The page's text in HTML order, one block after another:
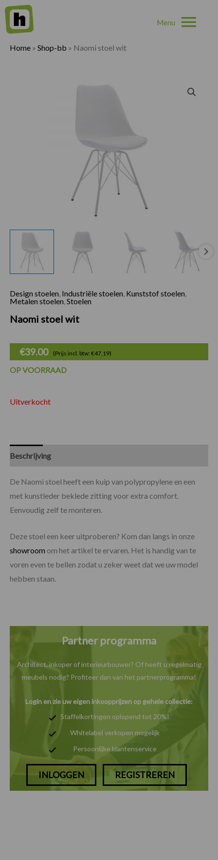
Home » Shop-bb » Naomi stoel wit
Design stoelen Industriële stoelen Kunststof stoelen
Metalen stoelen Stoelen
Naomi stoel wit
€39.00 (Prijs incl. btw: €47,19)
OP VOORRAAD
Uitverkocht
Beschrijving
De Naomi stoel heeft een kuip van polypropylene en een
met kunstleder beklede zitting voor extra comfort.
Eenvoudig zelf te monteren.
Deze stoel een keer uitproberen? Kom dan langs in onze
showroom om het artikel te ervaren. Het is handig van te
voren even te bellen zodat u zeker weet dat we uw model
hebben staan.
Partner programma
Architect, inkoper of interieurbouwer? Of heeft u regelmatig
meubels nodig? Profiteer dan van het partnerprogramma!
Login en zie uw eigen inkoopprijzen op gehele collectie:
Staffelkortingen oplopend tot 20%!
Whitelabel verkopen mogelijk
Persoonlijke klantenservice
INLOGGEN REGISTREREN